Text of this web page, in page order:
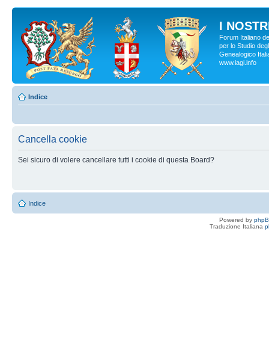
I
Forum Italiano
per lo Studio
Genealogico
www.iagi.info
Indice
Cancella cookie
Sei sicuro di volere cancellare tutti i cookie di questa Board?
Indice
Powered by
Traduzione Italiana